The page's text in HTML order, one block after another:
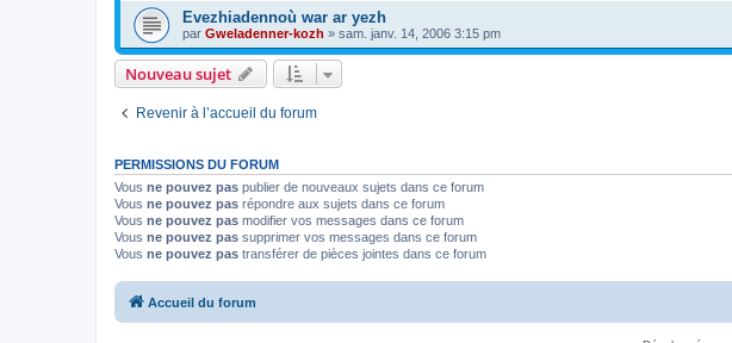
Evezhiadennoù war ar yezh
par Gweladenner-kozh » sam. janv. 14, 2006 3:15 pm
Nouveau sujet
Revenir à l’accueil du forum
PERMISSIONS DU FORUM
Vous ne pouvez pas publier de nouveaux sujets dans ce forum
Vous ne pouvez pas répondre aux sujets dans ce forum
Vous ne pouvez pas modifier vos messages dans ce forum
Vous ne pouvez pas supprimer vos messages dans ce forum
Vous ne pouvez pas transférer de pièces jointes dans ce forum
Accueil du forum